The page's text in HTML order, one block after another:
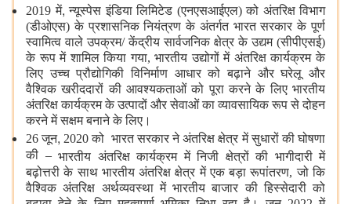
2019 में,न्यूस्पेस इंडिया लिमिटेड (एनएसआईएल) को अंतरिक्ष विभाग
(डीओएस) के प्रशासनिक नियंत्रण के अंतर्गत भारत सरकार के पूर्ण
स्वामित्व वाले उपक्रम/ केंद्रीय सार्वजनिक क्षेत्र के उद्यम (सीपीएसई)
के रूप में शामिल किया गया, भारतीय उद्योगों में अंतरिक्ष कार्यक्रम के
लिए उच्च प्रौद्योगिकी विनिर्माण आधार को बढ़ाने और घरेलू और
वैश्विक खरीददारों की आवश्यकताओं को पूरा करने के लिए भारतीय
अंतरिक्ष कार्यक्रम के उत्पादों और सेवाओं का व्यावसायिक रूप से दोहन
करने में सक्षम बनाने के लिए।
26 जून,2020 को भारत सरकार ने अंतरिक्ष क्षेत्र में सुधारों की घोषणा
की – भारतीय अंतरिक्ष कार्यक्रम में निजी क्षेत्रों की भागीदारी में
बढ़ोत्तरी के साथ भारतीय अंतरिक्ष क्षेत्र में एक बड़ा रूपांतरण, जो कि
वैश्विक अंतरिक्ष अर्थव्यवस्था में भारतीय बाजार की हिस्सेदारी को